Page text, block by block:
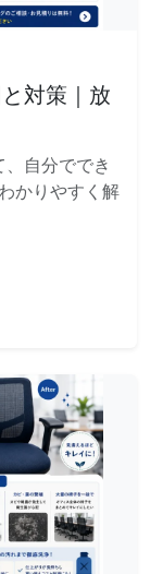
対策｜放
自分ででき
かりやすく解